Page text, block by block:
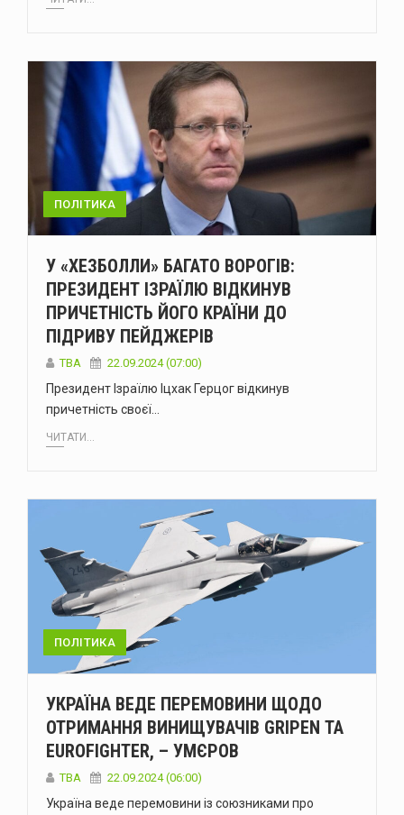
ПОЛІТИКА
У «ХЕЗБОЛЛИ» БАГАТО ВОРОГІВ:
ПРЕЗИДЕНТ ІЗРАЇЛЮ ВІДКИНУВ
ПРИЧЕТНІСТЬ ЙОГО КРАЇНИ ДО
ПІДРИВУ ПЕЙДЖЕРІВ
ТВА 22.09.2024 (07:00)
Президент Ізраїлю Іцхак Герцог відкинув
причетність своєї…
ЧИТАТИ...
ПОЛІТИКА
УКРАЇНА ВЕДЕ ПЕРЕМОВИНИ ЩОДО
ОТРИМАННЯ ВИНИЩУВАЧІВ GRIPEN ТА
EUROFIGHTER, – УМЄРОВ
ТВА 22.09.2024 (06:00)
Україна веде перемовини із союзниками про